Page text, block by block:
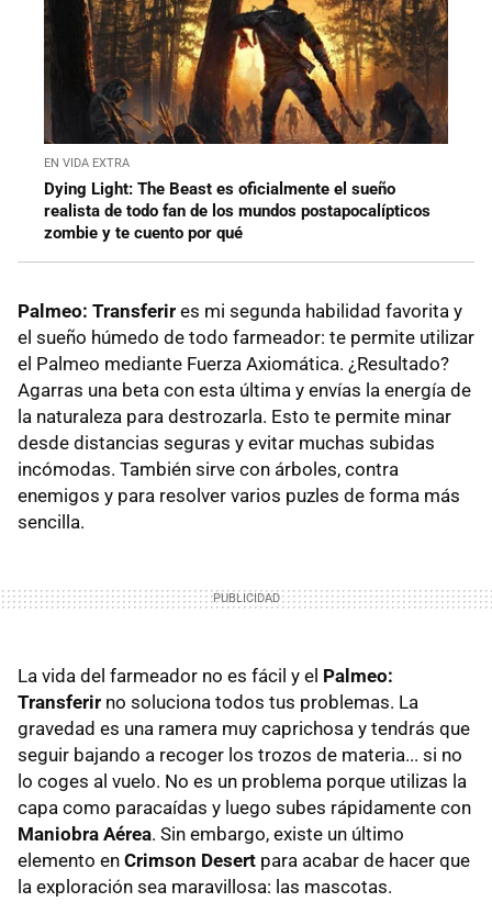
EN VIDA EXTRA
Dying Light: The Beast es oficialmente el sueño
realista de todo fan de los mundos postapocalípticos
zombie y te cuento por qué
Palmeo: Transferir es mi segunda habilidad favorita y
el sueño húmedo de todo farmeador: te permite utilizar
el Palmeo mediante Fuerza Axiomática. ¿Resultado?
Agarras una beta con esta última y envías la energía de
la naturaleza para destrozarla. Esto te permite minar
desde distancias seguras y evitar muchas subidas
incómodas. También sirve con árboles, contra
enemigos y para resolver varios puzles de forma más
sencilla.
La vida del farmeador no es fácil y el Palmeo:
Transferir no soluciona todos tus problemas. La
gravedad es una ramera muy caprichosa y tendrás que
seguir bajando a recoger los trozos de materia... si no
lo coges al vuelo. No es un problema porque utilizas la
capa como paracaídas y luego subes rápidamente con
Maniobra Aérea. Sin embargo, existe un último
elemento en Crimson Desert para acabar de hacer que
la exploración sea maravillosa: las mascotas.